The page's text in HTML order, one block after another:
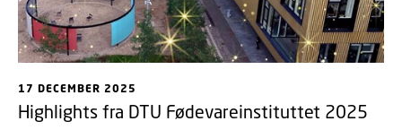
17 DECEMBER 2025
Highlights fra DTU Fødevareinstituttet 2025